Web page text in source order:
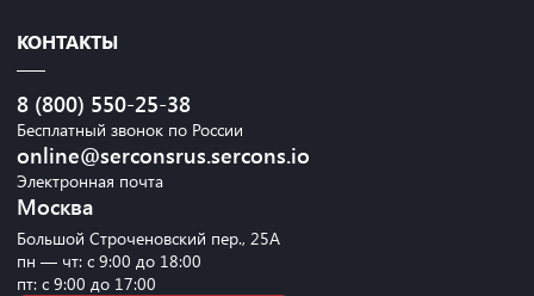
КОНТАКТЫ
8 (800) 550-25-38
Бесплатный звонок по России
online@serconsrus.sercons.io
Электронная почта
Москва
Большой Строченовский пер., 25А
пн — чт: с 9:00 до 18:00
пт: с 9:00 до 17:00